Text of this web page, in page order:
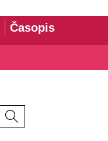
Časopis